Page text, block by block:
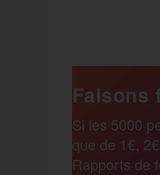
c
e
Faisons
Si les 5000
que de 1€,
Rapports de